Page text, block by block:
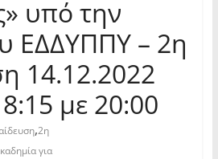
υπό την
ΕΔΔΥΠΠΥ – 2η
14.12.2022
με 20:00
,2η
για